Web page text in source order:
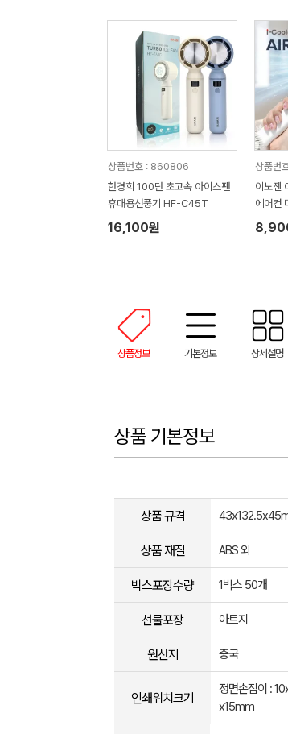
상품번호 : 860806
한경희 100단 초고속 아이스팬
휴대용선풍기 HF-C45T
16,100원
상품번
이노젠
에어컨
상품정보 기본정보 상세설명
상품 기본정보
상품 규격
상품 재질 ABS 외
박스포장수량 1박스 50개
선물포장 아트지
원산지 중국
인쇄위치크기
정면손잡이 :
x15mm